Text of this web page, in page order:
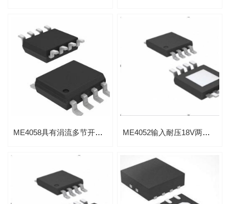
ME4058具有涓流多节开关型2A锂电池充电控制芯片 ME4052输入耐压18V两节锂电线性充电管理芯片